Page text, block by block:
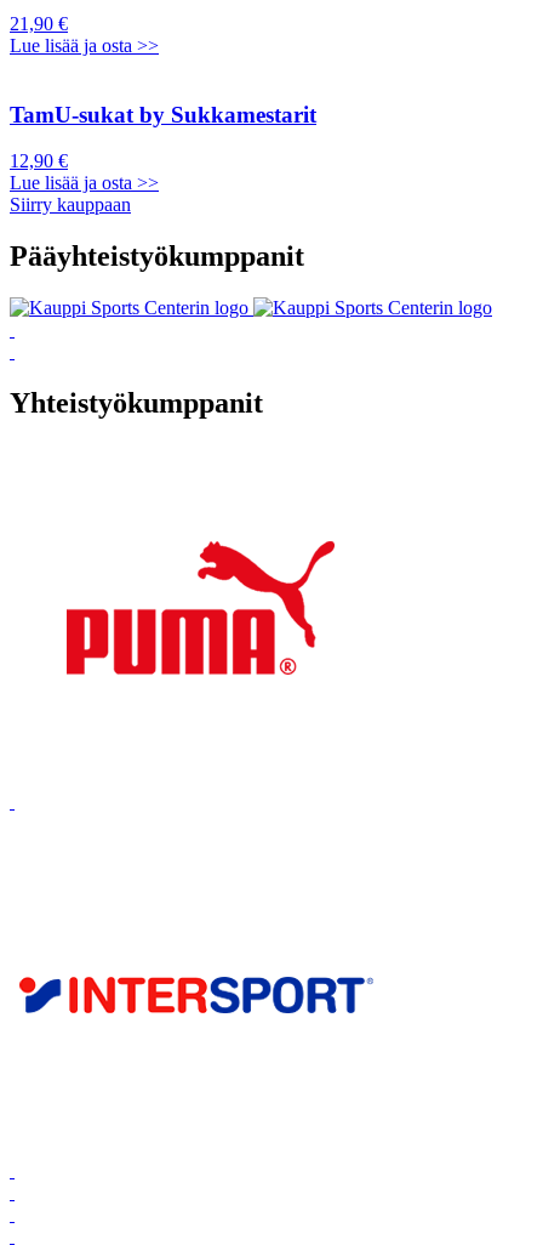
21,90 €
Lue lisää ja osta >>
TamU-sukat by Sukkamestarit
12,90 €
Lue lisää ja osta >>
Siirry kauppaan
Pääyhteistyökumppanit
Yhteistyökumppanit